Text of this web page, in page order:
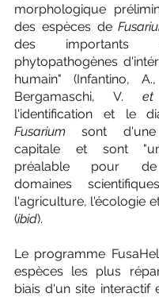
morphologique
des espèces de
des importants
phytopathogènes
humain" (Infantino,
Bergamaschi, V.
Fusarium sont d'une
capitale et sont
préalable pour de
domaines
l'agriculture, l'écologie
(ibid).
Le programme
espèces les plus
biais d'un site interactif